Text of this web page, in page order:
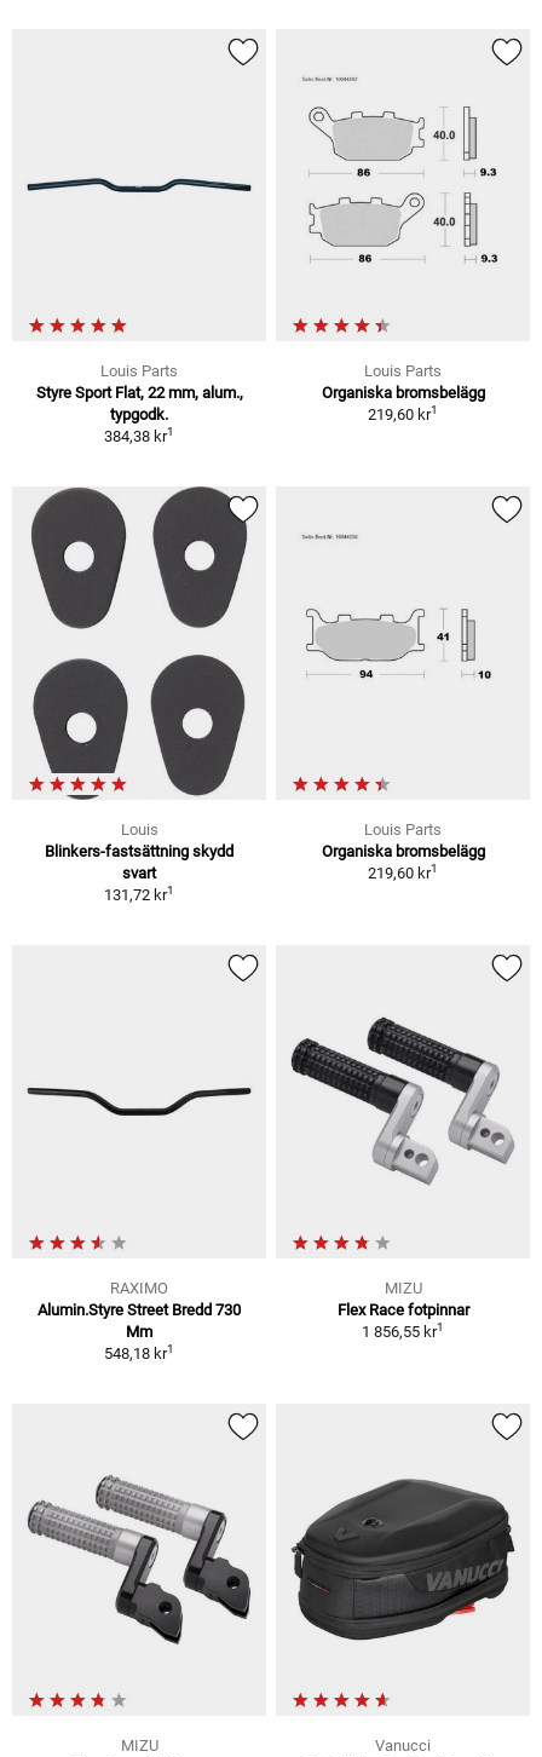
Louis Parts
Styre Sport Flat, 22 mm, alum.,
typgodk.
384,38 kr1
Louis Parts
Organiska bromsbelägg
219,60 kr1
Louis
Blinkers-fastsättning skydd
svart
131,72 kr1
Louis Parts
Organiska bromsbelägg
219,60 kr1
RAXIMO
Alumin.Styre Street Bredd 730
Mm
548,18 kr1
MIZU
Flex Race fotpinnar
1 856,55 kr1
MIZU
Vanucci